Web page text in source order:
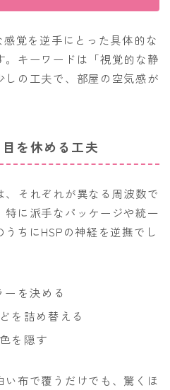
覚を逆手にとった具体的な
。キーワードは「視覚的な静
しの工夫で、部屋の空気感が
を休める工夫
それぞれが異なる周波数で
に派手なパッケージや統一
ちにHSPの神経を逆撫でし
を決める
を詰め替える
を隠す
布で覆うだけでも、驚くほ